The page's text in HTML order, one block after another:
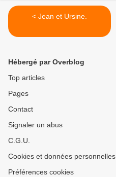
< Jean et Ursine.
Hébergé par Overblog
Top articles
Pages
Contact
Signaler un abus
C.G.U.
Cookies et données personnelles
Préférences cookies